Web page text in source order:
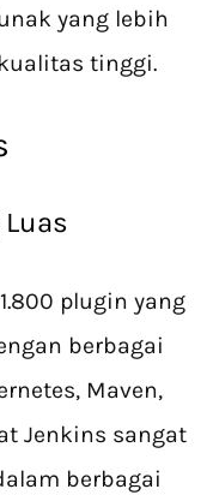
yang lebih
tinggi.
plugin yang
berbagai
Maven,
Jenkins sangat
berbagai